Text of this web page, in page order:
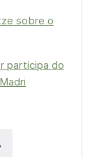
sobre o
participa do